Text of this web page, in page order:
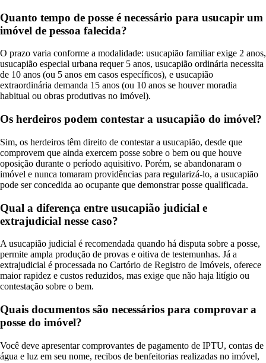
Quanto tempo de posse é necessário para usucapir um
imóvel de pessoa falecida?
O prazo varia conforme a modalidade: usucapião familiar exige 2 anos,
usucapião especial urbana requer 5 anos, usucapião ordinária necessita
de 10 anos (ou 5 anos em casos específicos), e usucapião
extraordinária demanda 15 anos (ou 10 anos se houver moradia
habitual ou obras produtivas no imóvel).
Os herdeiros podem contestar a usucapião do imóvel?
Sim, os herdeiros têm direito de contestar a usucapião, desde que
comprovem que ainda exercem posse sobre o bem ou que houve
oposição durante o período aquisitivo. Porém, se abandonaram o
imóvel e nunca tomaram providências para regularizá-lo, a usucapião
pode ser concedida ao ocupante que demonstrar posse qualificada.
Qual a diferença entre usucapião judicial e
extrajudicial nesse caso?
A usucapião judicial é recomendada quando há disputa sobre a posse,
permite ampla produção de provas e oitiva de testemunhas. Já a
extrajudicial é processada no Cartório de Registro de Imóveis, oferece
maior rapidez e custos reduzidos, mas exige que não haja litígio ou
contestação sobre o bem.
Quais documentos são necessários para comprovar a
posse do imóvel?
Você deve apresentar comprovantes de pagamento de IPTU, contas de
água e luz em seu nome, recibos de benfeitorias realizadas no imóvel,